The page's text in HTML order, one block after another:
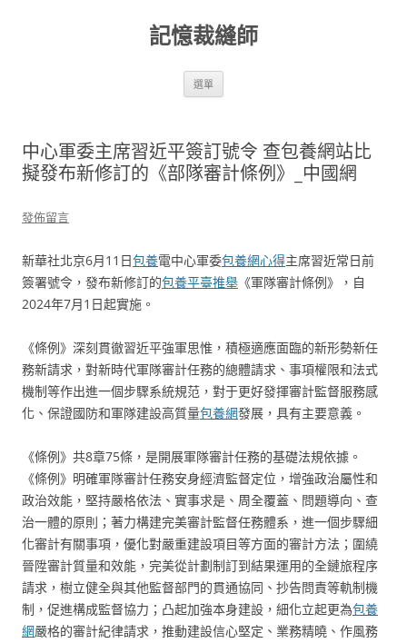
記憶裁縫師
選單
中心軍委主席習近平簽訂號令 查包養網站比
擬發布新修訂的《部隊審計條例》_中國網
發佈留言
新華社北京6月11日包養電中心軍委包養網心得主席習近常日前
簽署號令，發布新修訂的包養平臺推舉 《軍隊審計條例》，自
2024年7月1日起實施。
《條例》深刻貫徹習近平強軍思惟，積極適應面臨的新形勢新任
務新請求，對新時代軍隊審計任務的總體請求、事項權限和法式
機制等作出進一個步驟系統規范，對于更好發揮審計監督服務感
化、保證國防和軍隊建設高質量包養網發展，具有主要意義。
《條例》共8章75條，是開展軍隊審計任務的基礎法規依據。
《條例》明確軍隊審計任務安身經濟監督定位，增強政治屬性和
政治效能，堅持嚴格依法、實事求是、周全覆蓋、問題導向、查
治一體的原則；著力構建完美審計監督任務體系，進一個步驟細
化審計有關事項，優化對嚴重建設項目等方面的審計方法；圍繞
晉陞審計質量和效能，完美從計劃制訂到結果運用的全鏈旅程序
請求，樹立健全與其他監督部門的貫通協同、抄告問責等軌制機
制，促進構成監督協力；凸起加強本身建設，細化立起更為包養
網嚴格的審計紀律請求，推動建設信心堅定、業務精曉、作風務